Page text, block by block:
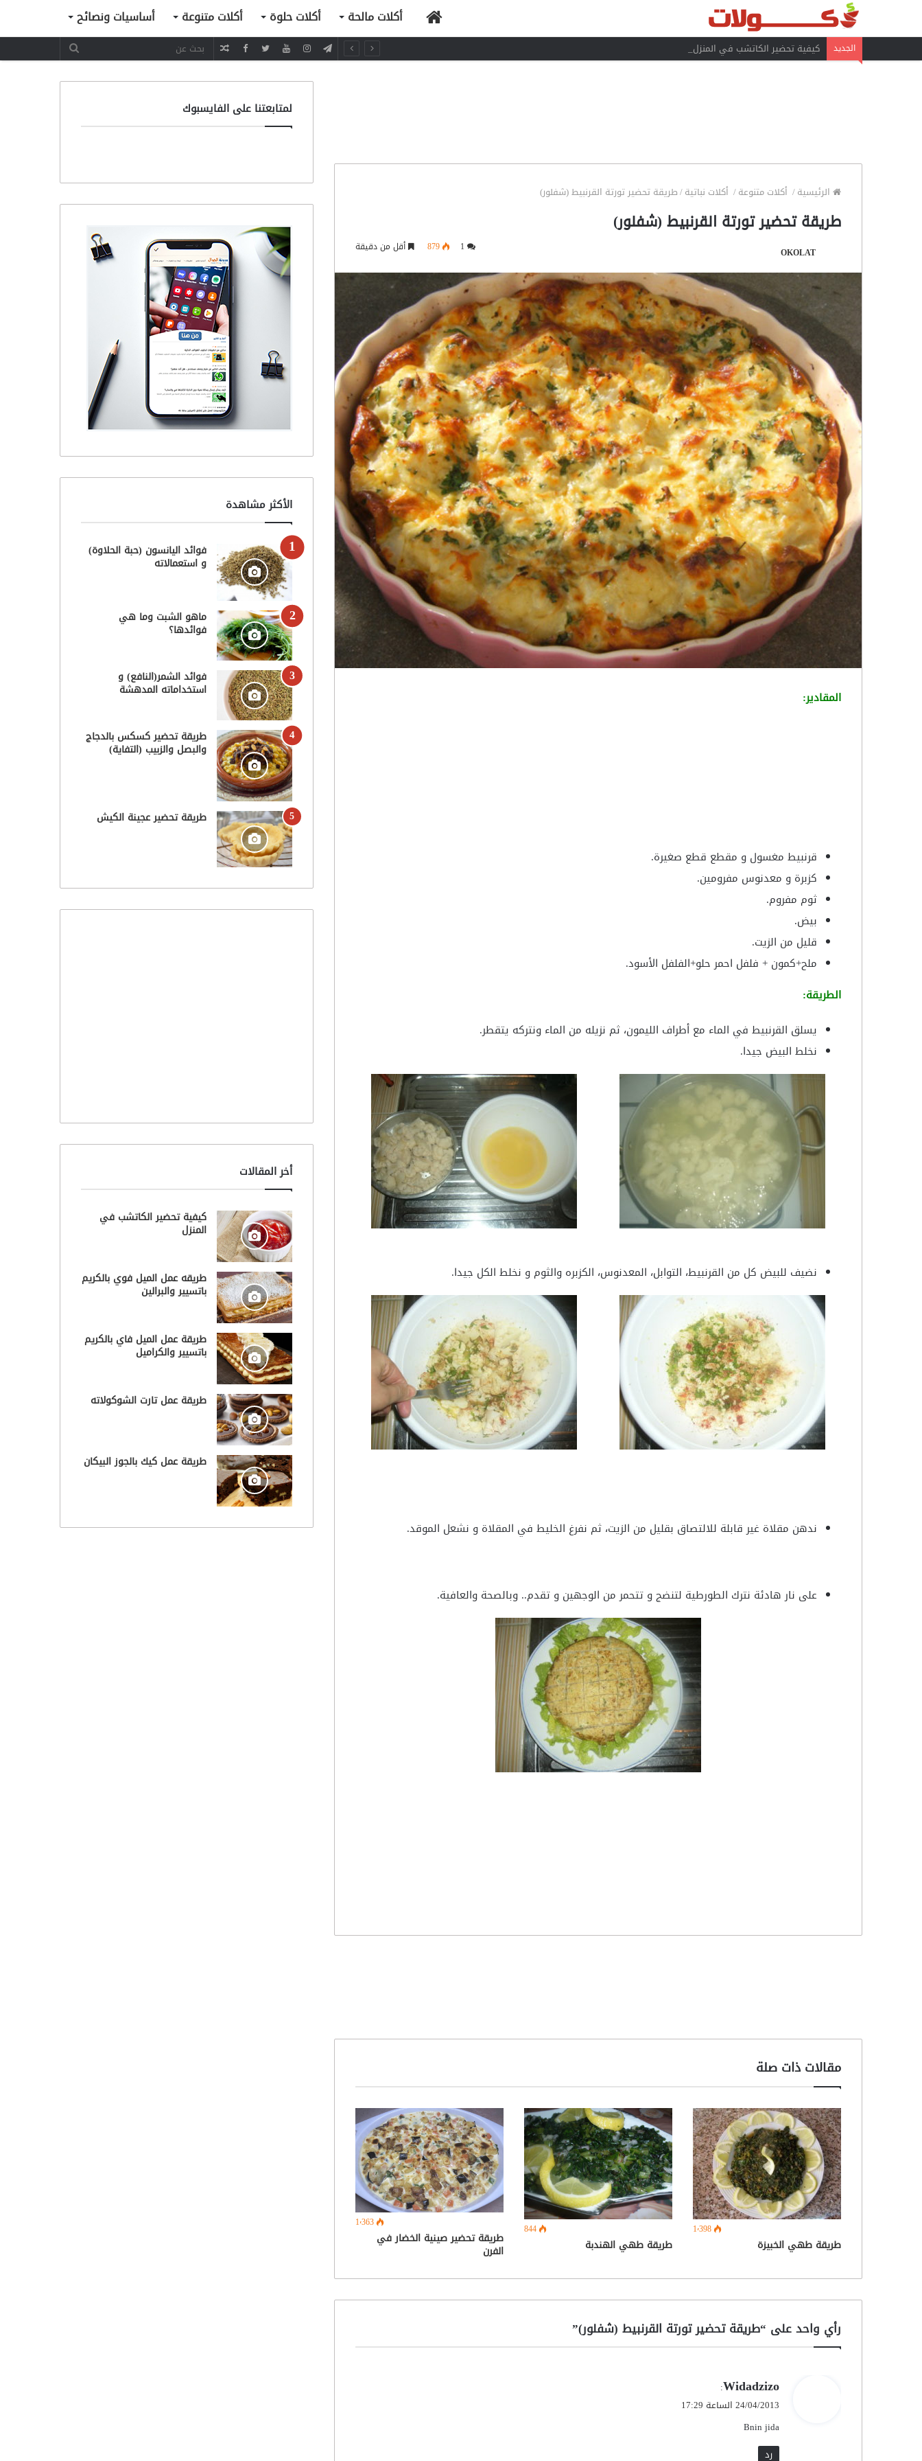
الرئيسيةأكلات مالحة أكلات حلوة أكلات متنوعة أساسيات ونصائح
الجديد كيفية تحضير الكاتشب في المنزل
مقال
الرئيسية/ أكلات متنوعة/ أكلات نباتية/طريقة تحضير تورتة القرنبيط (شفلور)
طريقة تحضير تورتة القرنبيط (شفلور)
OKOLAT
879 أقل من دقيقة
المقادير:
قرنبيط مغسول و مقطع قطع صغيرة.
كزبرة و معدنوس مفرومين.
ثوم مفروم.
بيض.
قليل من الزيت.
ملح+كمون + فلفل احمر حلو+الفلفل الأسود.
الطريقة:
يسلق القرنبيط في الماء مع أطراف الليمون، ثم نزيله من الماء ونتركه يتقطر.
نخلط البيض جيدا.
نضيف للبيض كل من القرنبيط، التوابل، المعدنوس، الكزبره والثوم و نخلط الكل جيدا.
ندهن مقلاة غير قابلة للالتصاق بقليل من الزيت، ثم نفرغ الخليط في المقلاة و نشعل الموقد.
على نار هادئة نترك الطورطية لتنضج و تتحمر من الوجهين و تقدم.. وبالصحة والعافية.
مقالات ذات صلة
1٬398
طريقة طهي الخبيزة
844
طريقة طهي الهندبة
1٬363
طريقة تحضير صينية الخضار في
الفرن
رأي واحد على “طريقة تحضير تورتة القرنبيط (شفلور)”
ي
ق
ل
Widadzizo
:
24/04/2013 الساعة 17:29
Bnin jida
رد
لمتابعتنا على الفايسبوك
الأكثر مشاهدة
فوائد اليانسون (حبة الحلاوة)
و استعمالاته
ماهو الشبت وما هي
فوائدها؟
فوائد الشمر(النافع) و
استخداماته المدهشة
طريقة تحضير كسكس بالدجاج
والبصل والزبيب (التفاية)
طريقة تحضير عجينة الكيش
أخر المقالات
كيفية تحضير الكاتشب في
المنزل
طريقه عمل الميل فوي بالكريم
باتسيير والبرالين
طريقة عمل الميل فاي بالكريم
باتسيير والكراميل
طريقة عمل تارت الشوكولاته
طريقة عمل كيك بالجوز البيكان